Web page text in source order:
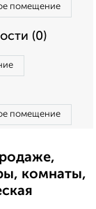
помещение
(0)
помещение
комнаты,